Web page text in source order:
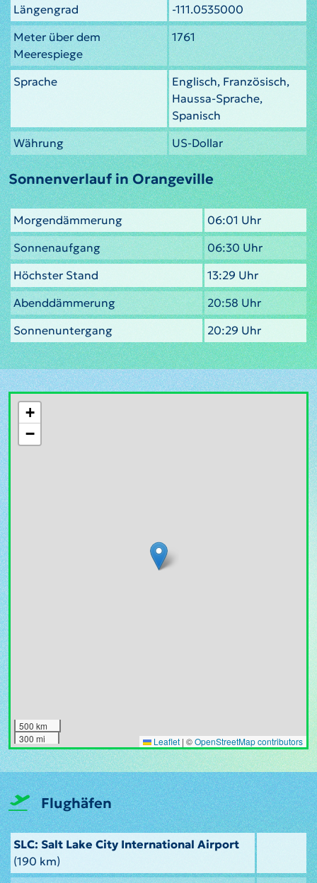
Längengrad
-111.0535000
Meter über dem
Meerespiege
1761
Sprache
Englisch, Französisch,
Haussa-Sprache,
Spanisch
Währung
US-Dollar
Sonnenverlauf in Orangeville
Morgendämmerung
06:01 Uhr
Sonnenaufgang
06:30 Uhr
Höchster Stand
13:29 Uhr
Abenddämmerung
20:58 Uhr
Sonnenuntergang
20:29 Uhr
+
−
500 km
300 mi
Leaflet | ©OpenStreetMap contributors
Flughäfen
SLC: Salt Lake City International Airport
(190 km)